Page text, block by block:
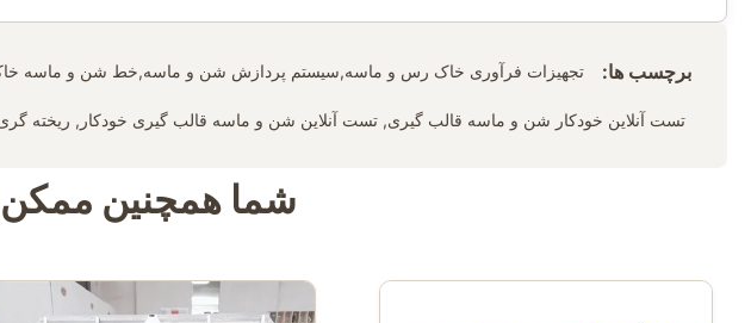
برچسب ها: تجهیزات فرآوری خاک رس و ماسه,سیستم پردازش شن و ماسه,خط شن و ماسه
تست آنلاین خودکار شن و ماسه قالب گیری, تست آنلاین شن و ماسه قالب گیری خودکار, ریخته
شما همچنین